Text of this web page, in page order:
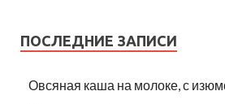
ПОСЛЕДНИЕ ЗАПИСИ
Овсяная каша на молоке, с